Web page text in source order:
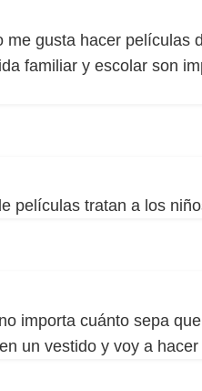
me gusta hacer películas
familiar y escolar son
películas tratan a los
importa cuánto sepa
un vestido y voy a